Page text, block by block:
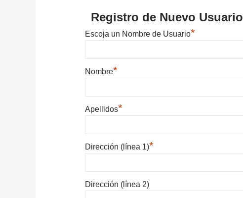
Registro de Nuevo Usuario
Escoja un Nombre de Usuario*
Nombre*
Apellidos*
Dirección (línea 1)*
Dirección (línea 2)